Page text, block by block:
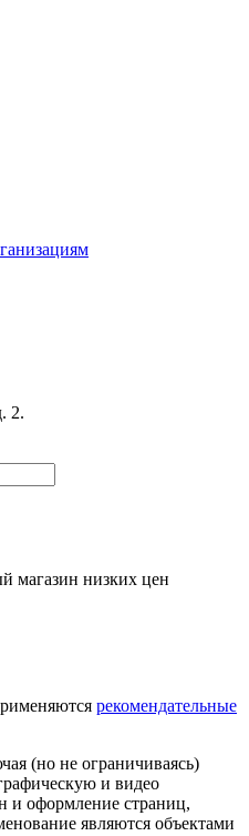
2.
магазин низких цен
рекомендательные
(но не ограничиваясь)
и видео
и оформление страниц,
являются объектами